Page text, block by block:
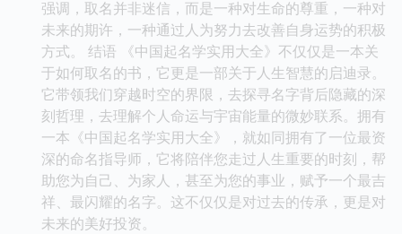
强调，取名并非迷信，而是一种对生命的尊重，一种对
未来的期许，一种通过人为努力去改善自身运势的积极
方式。 结语 《中国起名学实用大全》不仅仅是一本关
于如何取名的书，它更是一部关于人生智慧的启迪录。
它带领我们穿越时空的界限，去探寻名字背后隐藏的深
刻哲理，去理解个人命运与宇宙能量的微妙联系。拥有
一本《中国起名学实用大全》，就如同拥有了一位最资
深的命名指导师，它将陪伴您走过人生重要的时刻，帮
助您为自己、为家人，甚至为您的事业，赋予一个最吉
祥、最闪耀的名字。这不仅仅是对过去的传承，更是对
未来的美好投资。